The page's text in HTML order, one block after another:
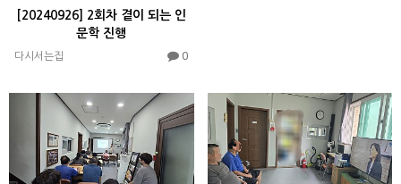
[20240926] 2회차 곁이 되는 인
문학 진행
다시서는집 0